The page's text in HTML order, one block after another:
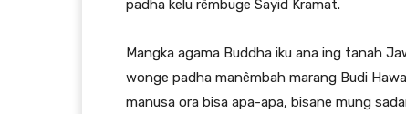
padha kelu rêmbuge Sayid Kramat.
Mangka agama Buddha iku ana ing tanah
wonge padha manêmbah marang Budi
manusa ora bisa apa-apa, bisane mung